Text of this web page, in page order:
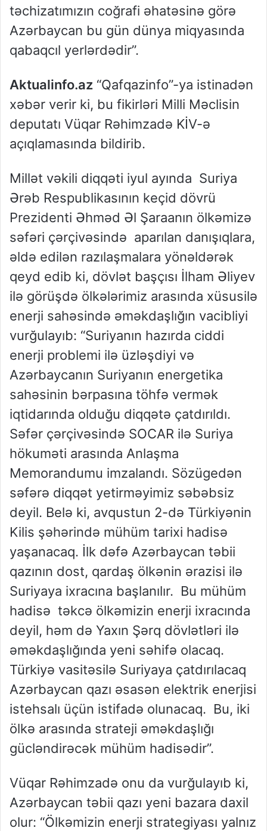
təchizatımızın coğrafi əhatəsinə görə
Azərbaycan bu gün dünya miqyasında
qabaqcıl yerlərdədir”.
Aktualinfo.az “Qafqazinfo”-ya istinadən
xəbər verir ki, bu fikirləri Milli Məclisin
deputatı Vüqar Rəhimzadə KİV-ə
açıqlamasında bildirib.
Millət vəkili diqqəti iyul ayında Suriya
Ərəb Respublikasının keçid dövrü
Prezidenti Əhməd Əl Şaraanın ölkəmizə
səfəri çərçivəsində aparılan danışıqlara,
əldə edilən razılaşmalara yönəldərək
qeyd edib ki, dövlət başçısı İlham Əliyev
ilə görüşdə ölkələrimiz arasında xüsusilə
enerji sahəsində əməkdaşlığın vacibliyi
vurğulayıb: “Suriyanın hazırda ciddi
enerji problemi ilə üzləşdiyi və
Azərbaycanın Suriyanın energetika
sahəsinin bərpasına töhfə vermək
iqtidarında olduğu diqqətə çatdırıldı.
Səfər çərçivəsində SOCAR ilə Suriya
hökuməti arasında Anlaşma
Memorandumu imzalandı. Sözügedən
səfərə diqqət yetirməyimiz səbəbsiz
deyil. Belə ki, avqustun 2-də Türkiyənin
Kilis şəhərində mühüm tarixi hadisə
yaşanacaq. İlk dəfə Azərbaycan təbii
qazının dost, qardaş ölkənin ərazisi ilə
Suriyaya ixracına başlanılır. Bu mühüm
hadisə təkcə ölkəmizin enerji ixracında
deyil, həm də Yaxın Şərq dövlətləri ilə
əməkdaşlığında yeni səhifə olacaq.
Türkiyə vasitəsilə Suriyaya çatdırılacaq
Azərbaycan qazı əsasən elektrik enerjisi
istehsalı üçün istifadə olunacaq. Bu, iki
ölkə arasında strateji əməkdaşlığı
gücləndirəcək mühüm hadisədir”.
Vüqar Rəhimzadə onu da vurğulayıb ki,
Azərbaycan təbii qazı yeni bazara daxil
olur: “Ölkəmizin enerji strategiyası yalnız